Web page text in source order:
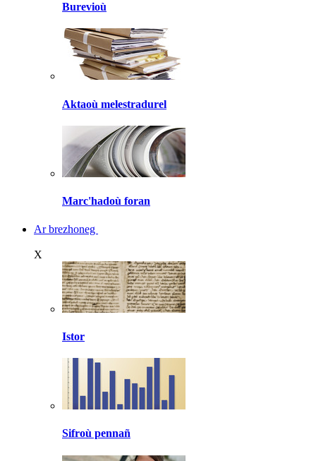
Burevioù
Aktaoù melestradurel
Marc'hadoù foran
Ar brezhoneg
X
Istor
Sifroù pennañ